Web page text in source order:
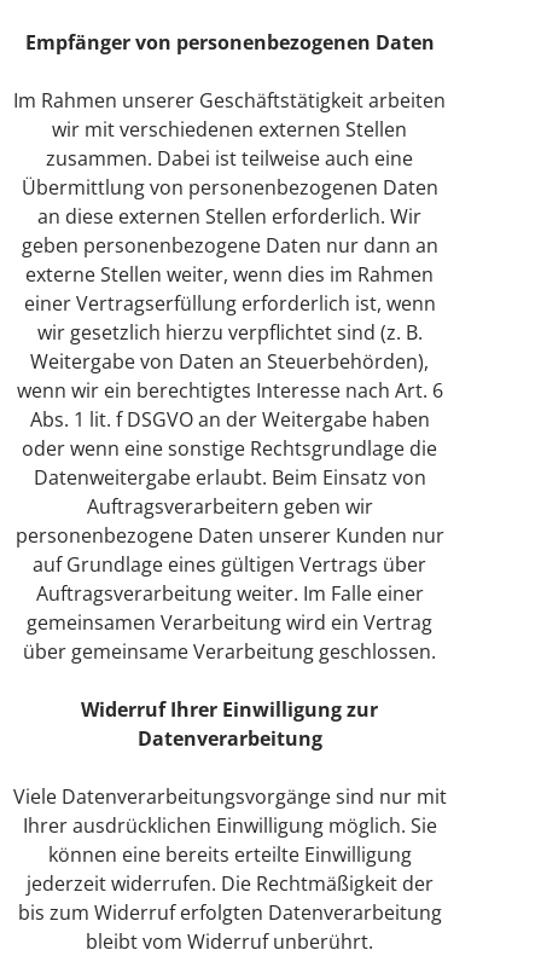
Empfänger von personenbezogenen Daten
Im Rahmen unserer Geschäftstätigkeit arbeiten
wir mit verschiedenen externen Stellen
zusammen. Dabei ist teilweise auch eine
Übermittlung von personenbezogenen Daten
an diese externen Stellen erforderlich. Wir
geben personenbezogene Daten nur dann an
externe Stellen weiter, wenn dies im Rahmen
einer Vertragserfüllung erforderlich ist, wenn
wir gesetzlich hierzu verpflichtet sind (z. B.
Weitergabe von Daten an Steuerbehörden),
wenn wir ein berechtigtes Interesse nach Art. 6
Abs. 1 lit. f DSGVO an der Weitergabe haben
oder wenn eine sonstige Rechtsgrundlage die
Datenweitergabe erlaubt. Beim Einsatz von
Auftragsverarbeitern geben wir
personenbezogene Daten unserer Kunden nur
auf Grundlage eines gültigen Vertrags über
Auftragsverarbeitung weiter. Im Falle einer
gemeinsamen Verarbeitung wird ein Vertrag
über gemeinsame Verarbeitung geschlossen.
Widerruf Ihrer Einwilligung zur
Datenverarbeitung
Viele Datenverarbeitungsvorgänge sind nur mit
Ihrer ausdrücklichen Einwilligung möglich. Sie
können eine bereits erteilte Einwilligung
jederzeit widerrufen. Die Rechtmäßigkeit der
bis zum Widerruf erfolgten Datenverarbeitung
bleibt vom Widerruf unberührt.